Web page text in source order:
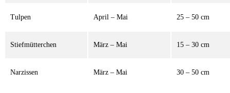
Tulpen April – Mai 25 – 50 cm
Stiefmütterchen März – Mai 15 – 30 cm
Narzissen März – Mai 30 – 50 cm